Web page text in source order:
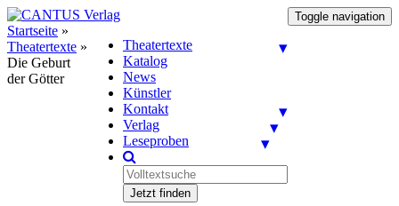
Toggle navigation
Theatertexte
Katalog
News
Künstler
Kontakt
Verlag
Leseproben
Jetzt finden
Startseite »
Theatertexte »
Die Geburt
der Götter